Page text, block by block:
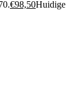
€98,50Huidige